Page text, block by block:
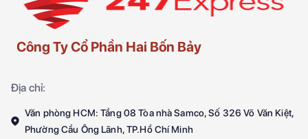
Công Ty Cổ Phần Hai Bốn Bảy
Địa chỉ:
Văn phòng HCM: Tầng 08 Tòa nhà Samco, Số 326 Võ Văn Kiệt,
Phường Cầu Ông Lãnh, TP.Hồ Chí Minh